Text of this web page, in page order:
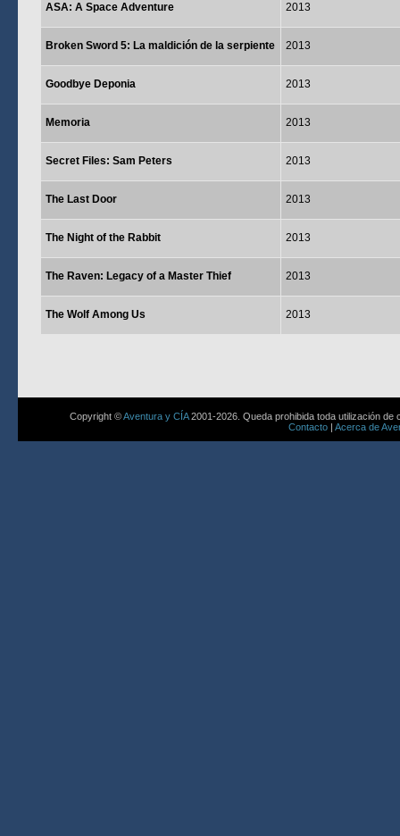
ASA: A Space Adventure 2013
Broken Sword 5: La maldición de la serpiente 2013
Goodbye Deponia 2013
Memoria 2013
Secret Files: Sam Peters 2013
The Last Door 2013
The Night of the Rabbit 2013
The Raven: Legacy of a Master Thief 2013
The Wolf Among Us 2013
Copyright ©Aventura y CÍA2001-2026. Queda prohibida toda utilización de
Contacto| Acerca de